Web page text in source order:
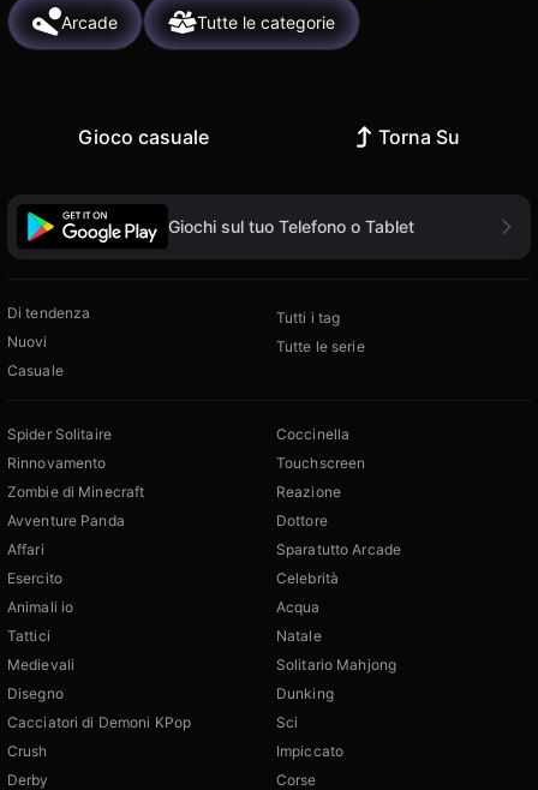
Arcade Tutte le categorie
Gioco casuale Torna Su
Giochi sul tuo Telefono o Tablet
Di tendenza
Nuovi
Casuale
Tutti i tag
Tutte le serie
Spider Solitaire
Rinnovamento
Zombie di Minecraft
Avventure Panda
Affari
Esercito
Animali io
Tattici
Medievali
Disegno
Cacciatori di Demoni KPop
Crush
Derby
Coccinella
Touchscreen
Reazione
Dottore
Sparatutto Arcade
Celebrità
Acqua
Natale
Solitario Mahjong
Dunking
Sci
Impiccato
Corse